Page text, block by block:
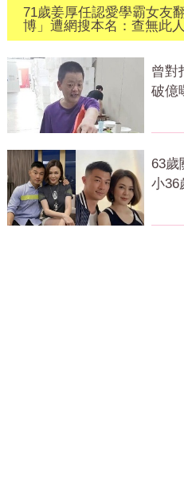
71歲姜厚任認愛學霸女友
博」遭網搜本名：查無此人
曾對
破億
63歲
小